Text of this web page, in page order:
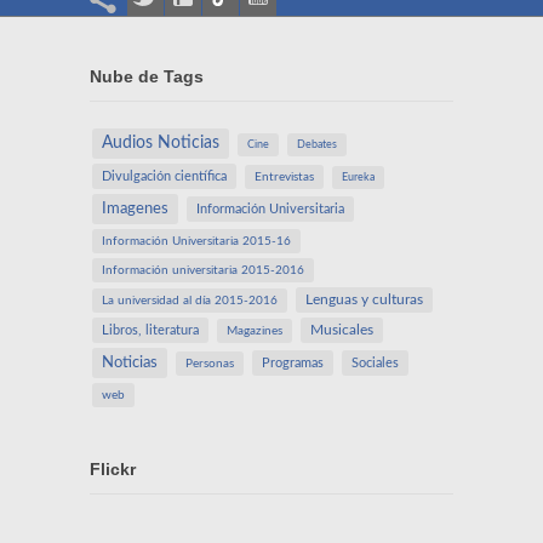
Nube de Tags
Audios Noticias Cine Debates
Divulgación científica Entrevistas Eureka
Imagenes Información Universitaria
Información Universitaria 2015-16
Información universitaria 2015-2016
La universidad al día 2015-2016 Lenguas y culturas
Libros, literatura Magazines Musicales
Noticias Personas Programas Sociales
web
Flickr